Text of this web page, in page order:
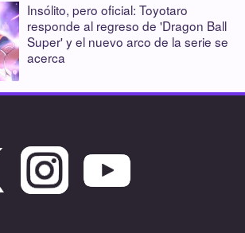
Insólito, pero oficial: Toyotaro
responde al regreso de 'Dragon Ball
Super' y el nuevo arco de la serie se
acerca